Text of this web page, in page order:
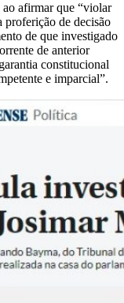
ao afirmar que “violar
proferição de decisão
de que investigado
de anterior
constitucional
e imparcial”.